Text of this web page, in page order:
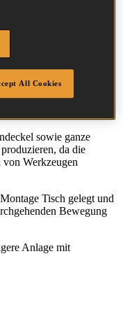
Höhe(mm)
sowie ganze
da die
Werkzeugen
Tisch gelegt und
Bewegung
Anlage mit
All Cookies